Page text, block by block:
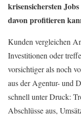
krisensichersten
davon profitieren
Kunden vergleichen
Investitionen oder
vorsichtiger als noch
aus der Agentur- und
schnell unter Druck:
Abschlüsse aus,